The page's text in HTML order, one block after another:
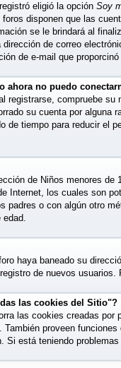
eligió la opción Soy
disponen que las
se le brindará al
de correo
de e-mail que
ahora no puedo
registrarse, compruebe
su cuenta por alguna
de tiempo para reducir el
de Niños menores
Internet, los cuales son
padres o con algún otro
edad.
haya baneado su
de nuevos
las cookies del Sitio"?
las cookies creadas
proveen
Si está teniendo